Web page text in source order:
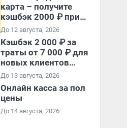
карта – получите
кэшбэк 2000 ₽ при
покупках от 7 000 ₽!
До 12 августа, 2026
Кэшбэк 2 000 ₽ за
траты от 7 000 ₽ для
новых клиентов
банка и тех, кто
закрыл кредитную
карту более 365 дней
назад
До 13 августа, 2026
Онлайн касса за пол
цены
До 14 августа, 2026